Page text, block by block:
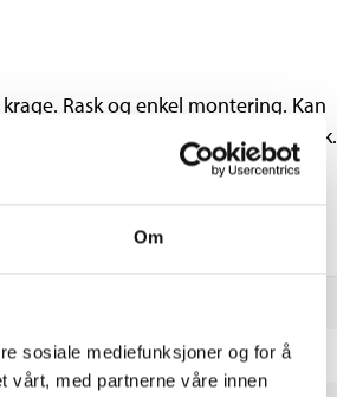
Om
sosiale mediefunksjoner og for å
vårt, med partnerne våre innen
Rask og enkel montering. Kan
betong, tegl. For innendørs bruk.